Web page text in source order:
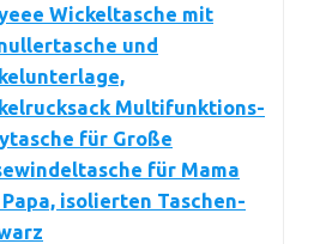
Wickeltasche mit
und
Multifunktions-
für Große
für Mama
isolierten Taschen-